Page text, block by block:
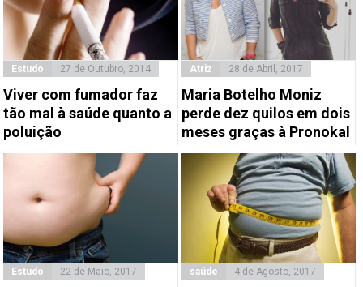
Estudo 27 de Outubro, 2014
Viver com fumador faz
tão mal à saúde quanto a
poluição
Atriz 28 de Abril, 2017
Maria Botelho Moniz
perde dez quilos em dois
meses graças à Pronokal
Estudo 22 de Maio, 2017 saúde 4 de Agosto, 2017